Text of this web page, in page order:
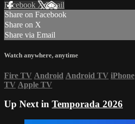
Facebook XEmail
Share on Facebook
Share on X
Share via Email
Watch anywhere, anytime
Fire TV Android Android TV iPhone
TV Apple TV
Up Next in Temporada 2026